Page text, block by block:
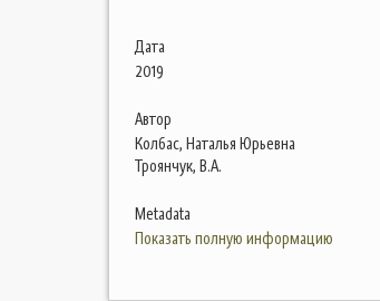
Дата
2019
Автор
Колбас, Наталья Юрьевна
Троянчук, В.А.
Metadata
Показать полную информацию